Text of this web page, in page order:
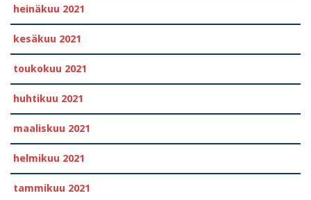
heinäkuu 2021
kesäkuu 2021
toukokuu 2021
huhtikuu 2021
maaliskuu 2021
helmikuu 2021
tammikuu 2021